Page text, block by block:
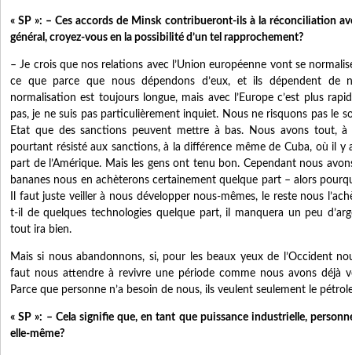
« SP »: – Ces accords de Minsk contribueront-ils à la réconciliation
général, croyez-vous en la possibilité d’un tel rapprochement?
– Je crois que nos relations avec l’Union européenne vont se
ce que parce que nous dépendons d’eux, et ils dépendent de
normalisation est toujours longue, mais avec l’Europe c’est plus
pas, je ne suis pas particulièrement inquiet. Nous ne risquons pas le
Etat que des sanctions peuvent mettre à bas. Nous avons tout, à
pourtant résisté aux sanctions, à la différence même de Cuba, où il
part de l’Amérique. Mais les gens ont tenu bon. Cependant nous
bananes nous en achèterons certainement quelque part – alors
Il faut juste veiller à nous développer nous-mêmes, le reste nous
t-il de quelques technologies quelque part, il manquera un peu
tout ira bien.
Mais si nous abandonnons, si, pour les beaux yeux de l’Occident
faut nous attendre à revivre une période comme nous avons déjà
Parce que personne n’a besoin de nous, ils veulent seulement le
« SP »: – Cela signifie que, en tant que puissance industrielle,
elle-même?